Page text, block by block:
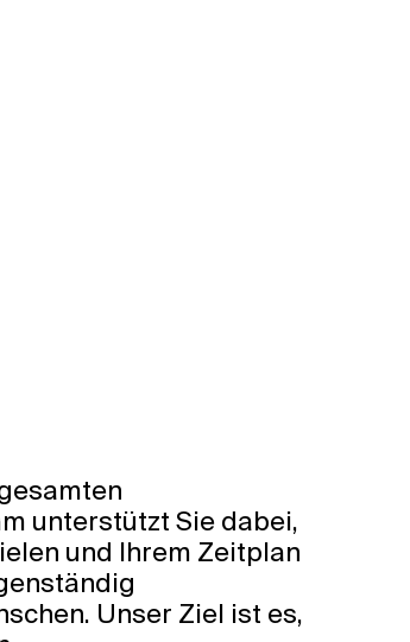
unterstützt Sie dabei,
und Ihrem Zeitplan
Unser Ziel ist es,